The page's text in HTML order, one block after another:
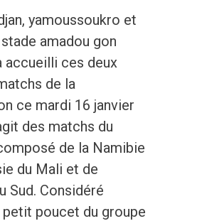
yamoussoukro et
amadou gon
accueilli ces deux
de la
ce mardi 16 janvier
des matchs du
de la Namibie
du Mali et de
Sud. Considéré
poucet du groupe